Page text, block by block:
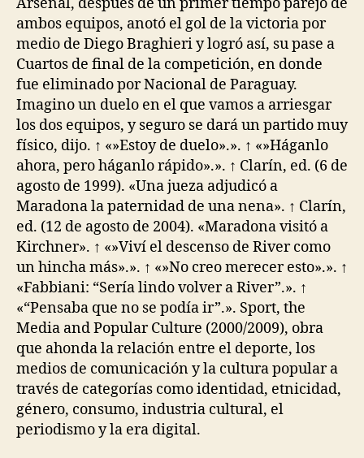
ambos equipos, anotó el gol de la victoria por
medio de Diego Braghieri y logró así, su pase a
Cuartos de final de la competición, en donde
fue eliminado por Nacional de Paraguay.
Imagino un duelo en el que vamos a arriesgar
los dos equipos, y seguro se dará un partido muy
físico, dijo. ↑ «»Estoy de duelo».». ↑ «»Háganlo
ahora, pero háganlo rápido».». ↑ Clarín, ed. (6 de
agosto de 1999). «Una jueza adjudicó a
Maradona la paternidad de una nena». ↑ Clarín,
ed. (12 de agosto de 2004). «Maradona visitó a
Kirchner». ↑ «»Viví el descenso de River como
un hincha más».». ↑ «»No creo merecer esto».». ↑
«Fabbiani: “Sería lindo volver a River”.». ↑
«“Pensaba que no se podía ir”.». Sport, the
Media and Popular Culture (2000/2009), obra
que ahonda la relación entre el deporte, los
medios de comunicación y la cultura popular a
través de categorías como identidad, etnicidad,
género, consumo, industria cultural, el
periodismo y la era digital.